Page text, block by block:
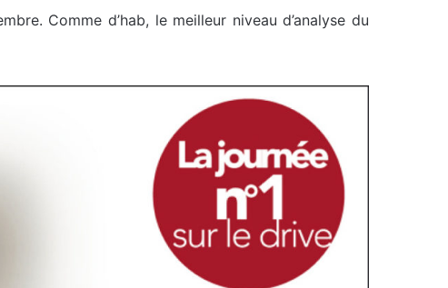
Comme d’hab, le meilleur niveau d’analyse du